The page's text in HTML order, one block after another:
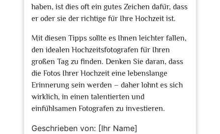
haben, ist dies oft ein gutes Zeichen dafür, dass
er oder sie der richtige für Ihre Hochzeit ist.
Mit diesen Tipps sollte es Ihnen leichter fallen,
den idealen Hochzeitsfotografen für Ihren
großen Tag zu finden. Denken Sie daran, dass
die Fotos Ihrer Hochzeit eine lebenslange
Erinnerung sein werden – daher lohnt es sich
wirklich, in einen talentierten und
einfühlsamen Fotografen zu investieren.
Geschrieben von: [Ihr Name]